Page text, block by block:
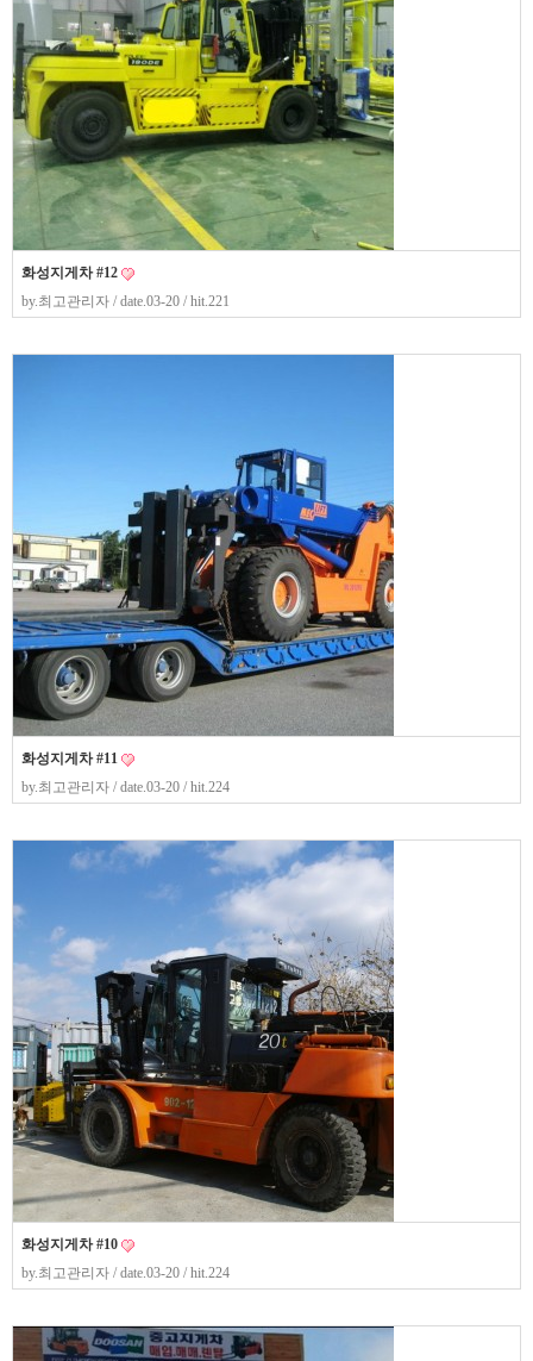
화성지게차 #12
by.최고관리자 / date.03-20 / hit.221
화성지게차 #11
by.최고관리자 / date.03-20 / hit.224
화성지게차 #10
by.최고관리자 / date.03-20 / hit.224